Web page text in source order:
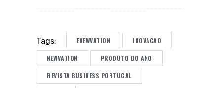
Tags: ENEWVATION INOVACAO
NEWVATION PRODUTO DO ANO
REVISTA BUSINESS PORTUGAL